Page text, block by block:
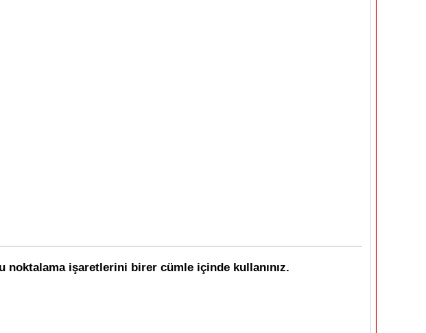
noktalama işaretlerini birer cümle içinde kullanınız.